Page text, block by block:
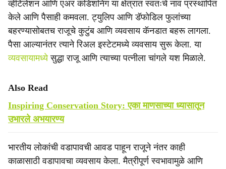
व्हेंटिलेशन आणि एअर कंडिशनिंग या क्षेत्रात स्वतःचे नाव प्रस्थापित
केले आणि पैसाही कमवला. ट्युलिप आणि डॅफोडिल फुलांच्या
बहरण्यासोबतच राजूचे कुटुंब आणि व्यवसाय कॅनडात बहरू लागला.
पैसा आल्यानंतर त्याने रिअल इस्टेटमध्ये व्यवसाय सुरू केला. या
व्यवसायामध्येसुद्धा राजू आणि त्याच्या पत्नीला चांगले यश मिळाले.
Also Read
Inspiring Conservation Story: एका माणसाच्या ध्यासातून
उभारले अभयारण्य
भारतीय लोकांची वडापावची आवड पाहून राजूने नंतर काही
काळासाठी वडापावचा व्यवसाय केला. मैत्रीपूर्ण स्वभावामुळे आणि